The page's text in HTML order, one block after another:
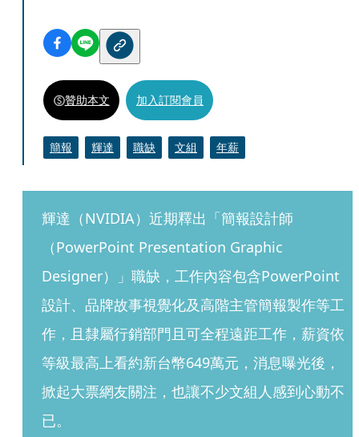
贊助本文 加入訂閱會員
簡報 輝達 職缺 文組 年薪
輝達（NVIDIA）近期釋出「簡報設計師
（PowerPoint Presentation Graphic
Designer）」職缺，工作內容包含PowerPoint
設計、品牌故事視覺化及高階主管簡報製作等工
作，且隸屬行銷部門且可全程遠距工作，薪資依
等級最高上看約新台幣649萬元，消息曝光後，
掀起大票網友關注，也讓不少文組人感到心動不
已。